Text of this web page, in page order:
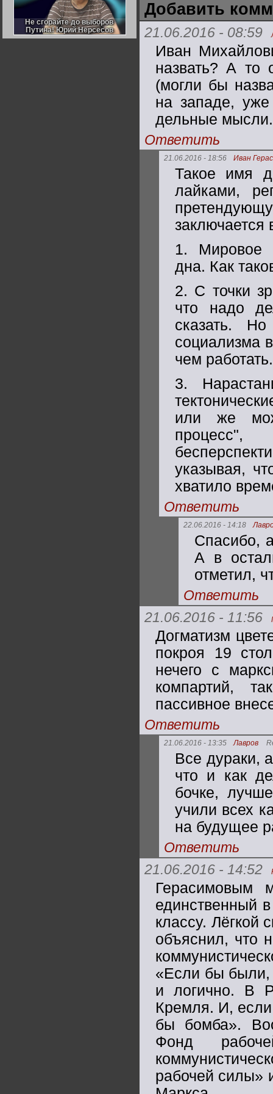
Германии:
парламентская
демократия или
диктатура
пролетариата?
Деятельность
Не сгорайте до выборов
Путина! Юрий Нерсесов
Не сгорайте до выборов
Путина! Юрий Нерсесов
Добавить
21.06.2016 - 08:59
Иван
назвать? А то
(могли бы
на западе,
дельные мысли.
Ответить
21.06.2016 - 18:56 Иван
Такое имя
лайками,
1. Мировое
дна. Как
2. С точки
что надо
сказать.
социализма
чем работать.
3.
или же
процесс",
указывая,
хватило
Ответить
22.06.2016 - 14:18
Спасибо,
А в
отметил,
Ответить
21.06.2016 - 11:56
Догматизм
покроя 19
нечего с
компартий,
пассивное
Ответить
21.06.2016 - 13:35 Лавров
Все дураки,
что и как
бочке,
учили всех
на будущее
Ответить
21.06.2016 - 14:52
Герасимовым
единственный
классу. Лёгкой
объяснил, что
«Если бы были,
и логично. В
Кремля. И,
бы бомба».
Фонд
рабочей силы»